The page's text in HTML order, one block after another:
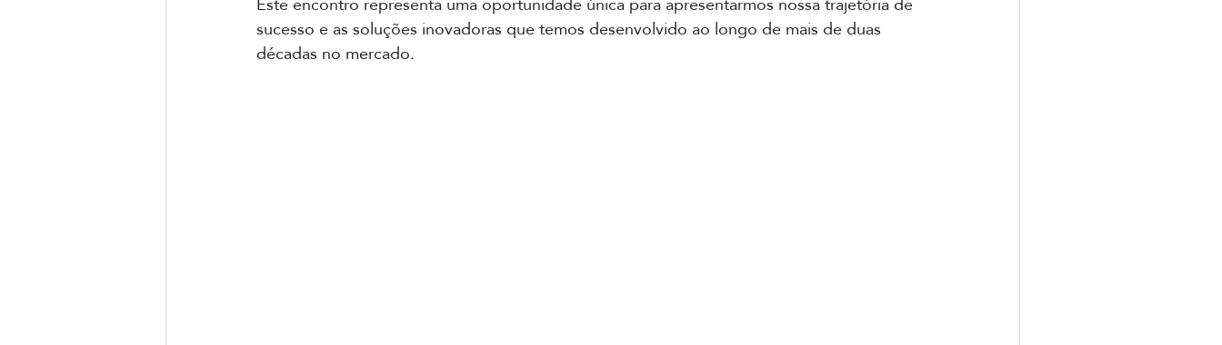
sucesso e as soluções inovadoras que temos desenvolvido ao longo de mais de duas
décadas no mercado.